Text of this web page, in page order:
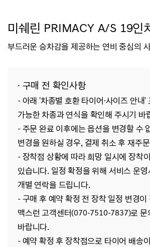
미쉐린 PRIMACY A/S 19인
부드러운 승차감을 제공하는 연비 중심의
· 구매 전 확인사항
- 아래 '차종별 호환 타이어·사이즈 안내'
가능한 차종과 연식을 확인해 주시기 바
- 주문 완료 이후에는 옵션을 변경할 수
변경을 원하실 경우, 결제 취소 후 재주
- 장착점 상황에 따라 희망 일시에 장착
있습니다. 일정 확정을 위해 서비스 운영
개별 연락을 드립니다.
- 구매 후 예약 확정 전 장착 일정 변경이
맥스런 고객센터(070-7510-7837)로 문
바랍니다.
- 예약 확정 후 장착점으로 타이어 배송